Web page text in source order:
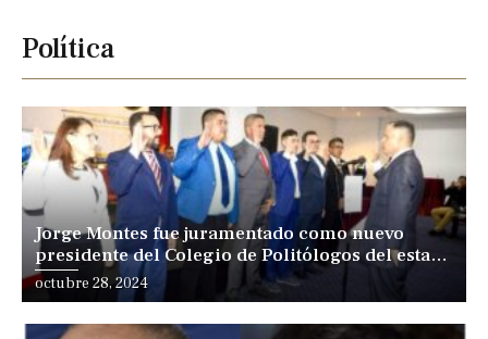
Política
Jorge Montes fue juramentado como nuevo
presidente del Colegio de Politólogos del estado
Carabobo
Posted
on
octubre 28, 2024